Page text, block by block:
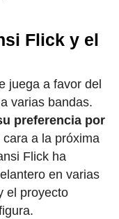
Flick y el
juega a favor del
varias bandas.
preferencia por
cara a la próxima
Flick ha
en varias
el proyecto